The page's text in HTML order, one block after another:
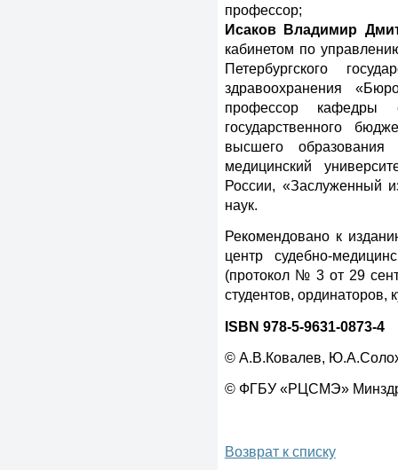
профессор;
Исаков Владимир
кабинетом по
Петербургского
здравоохранения
профессор кафедры
государственного
высшего образования
медицинский
России, «Заслуженный
наук.
Рекомендовано к
центр судебно-
(протокол № 3 от 29
студентов, ординаторов,
ISBN 978-5-9631-0873-4
© А.В.Ковалев,
© ФГБУ «РЦСМЭ»
Возврат к списку